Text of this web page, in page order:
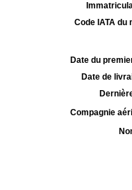
Code IATA du
Date du
Date de
Compagnie